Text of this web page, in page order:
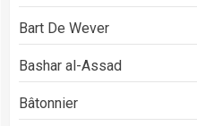
Bart De Wever
Bashar al-Assad
Bâtonnier